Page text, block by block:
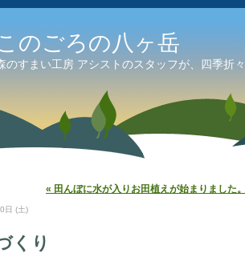
のごろの八ヶ岳
のすまい工房 アシストのスタッフが、四季折
« 田んぼに水が入りお田植えが始まりました。
日 (土)
くり